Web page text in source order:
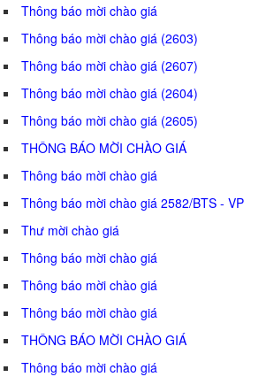
Thông báo mời chào giá
Thông báo mời chào giá (2603)
Thông báo mời chào giá (2607)
Thông báo mời chào giá (2604)
Thông báo mời chào giá (2605)
THÔNG BÁO MỜI CHÀO GIÁ
Thông báo mời chào giá
Thông báo mời chào giá 2582/BTS - VP
Thư mời chào giá
Thông báo mời chào giá
Thông báo mời chào giá
Thông báo mời chào giá
THÔNG BÁO MỜI CHÀO GIÁ
Thông báo mời chào giá